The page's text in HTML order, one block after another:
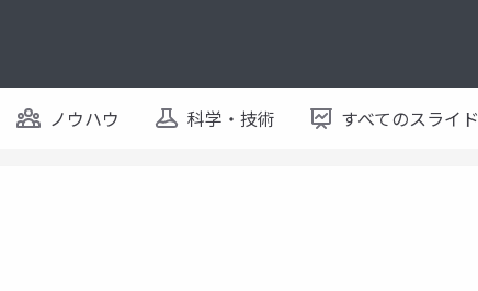
ノウハウ 科学・技術 すべてのスライド